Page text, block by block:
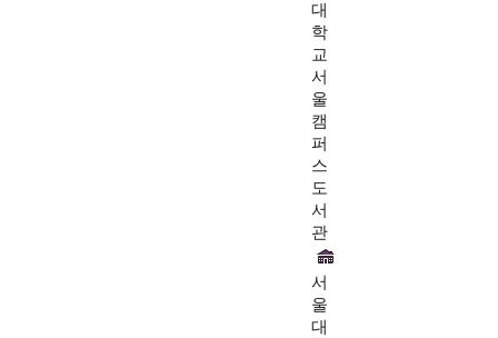
대
학
교
서
울
캠
퍼
스
도
서
관
서
울
대